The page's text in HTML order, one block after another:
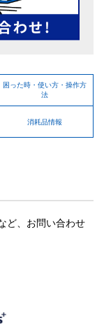
困った時・使い方・操作方
法
消耗品情報
ど、お問い合わせ